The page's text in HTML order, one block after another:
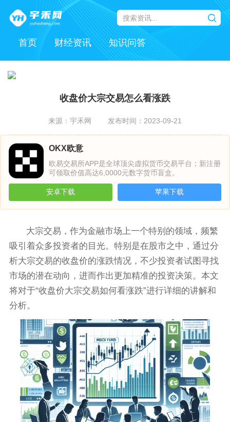
首页 财经资讯 知识问答
收盘价大宗交易怎么看涨跌
来源：宇禾网 发布时间：2023-09-21
OKX欧意
欧易交易所APP是全球顶尖虚拟货币交易平台；新注册
可领取价值高达6,0000元数字货币盲盒。
安卓下载 苹果下载
大宗交易，作为金融市场上一个特别的领域，频繁
吸引着众多投资者的目光。特别是在股市之中，通过分
析大宗交易的收盘价的涨跌情况，不少投资者试图寻找
市场的潜在动向，进而作出更加精准的投资决策。本文
将对于“收盘价大宗交易如何看涨跌”进行详细的讲解和
分析。